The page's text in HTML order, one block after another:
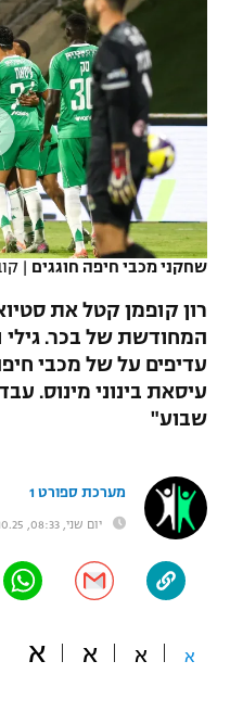
VOD
רץ ברשת
תוצאות
לוח שידורים
ברחבה
"מעל הליגה" – פודקאסט
"מחצית בשכונה" –
טניס
גביע המדינה
נבחרת ישראל
מכבי חיפה
בית"ר ירושלים
מכבי תל אביב
הפועל תל אביב
הפועל חיפה
הפועל באר שבע
בני יהודה
ליגה גרמנית
ליגה ספרדית
ליגה איטלקית
ליגה צרפתית
ליגה הולנדית
ליגה טורקית
ליגה סינית
ליגה לאומית
כדורסל נשים
מכבי תל אביב
הפועל חולון
הפועל ירושלים
דני אבדיה
יורוליג
יורוקאפ
ענפים נוספים
כדוריד
כדורעף
שחייה
ג'ודו
אגרוף
ספורט אולימפי
היאבקות WWE
אופניים
שחקני מכבי חיפה חוגגים |
רון קופמן קטל את
המחודשת של בכר. גילי
עדיפים על של מכבי
עיסאת בינוני מינוס.
שבוע"
מערכת ספורט 1
יום שני, 08:33, 27.10.25
א א א א